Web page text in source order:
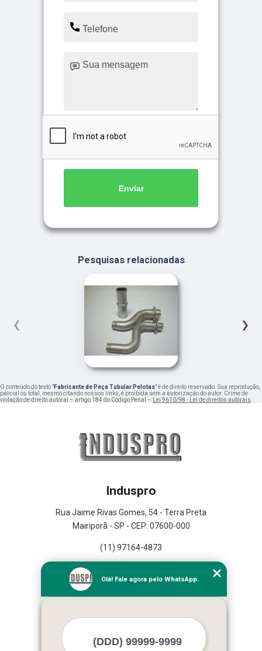
Enviar
Pesquisas relacionadas
‹ ›
O conteúdo do texto "Fabricante de Peça Tubular Pelotas" é de direito reservado. Sua reprodução,
parcial ou total, mesmo citando nossos links, é proibida sem a autorização do autor. Crime de
violação de direito autoral – artigo 184 do Código Penal – Lei 9610/98 - Lei de direitos autorais.
Induspro
Rua Jaime Rivas Gomes, 54 - Terra Preta
Mairiporã - SP - CEP: 07600-000
(11) 97164-4873
Empresa
Missão
Mapa do site
Olá! Fale agora pelo WhatsApp.